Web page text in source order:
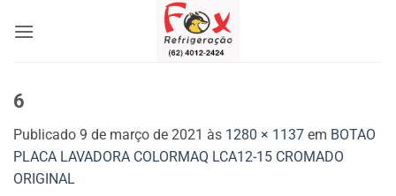
6
Publicado 9 de março de 2021 às 1280 × 1137 em BOTAO
PLACA LAVADORA COLORMAQ LCA12-15 CROMADO
ORIGINAL